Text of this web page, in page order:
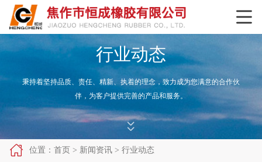

行业动态
秉持着坚持品质、责任、精新、执着的理念，致力成为您满意的合作伙
伴，为客户提供完善的产品和服务。


 位置： 首页 > 新闻资讯 > 行业动态